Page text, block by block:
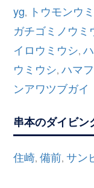
yg, トウモンウ
ガチゴミノウミ
イロウミウシ,
ウミウシ,ハマ
ンアワツブガイ
串本のダイビン
住崎,備前,サン